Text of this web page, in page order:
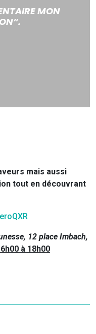
MON
mais aussi
tout en découvrant
12 place Imbach,
à 18h00